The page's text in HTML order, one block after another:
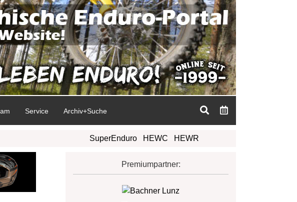
Service Archiv+Suche
SuperEnduro HEWC HEWR
Premiumpartner: